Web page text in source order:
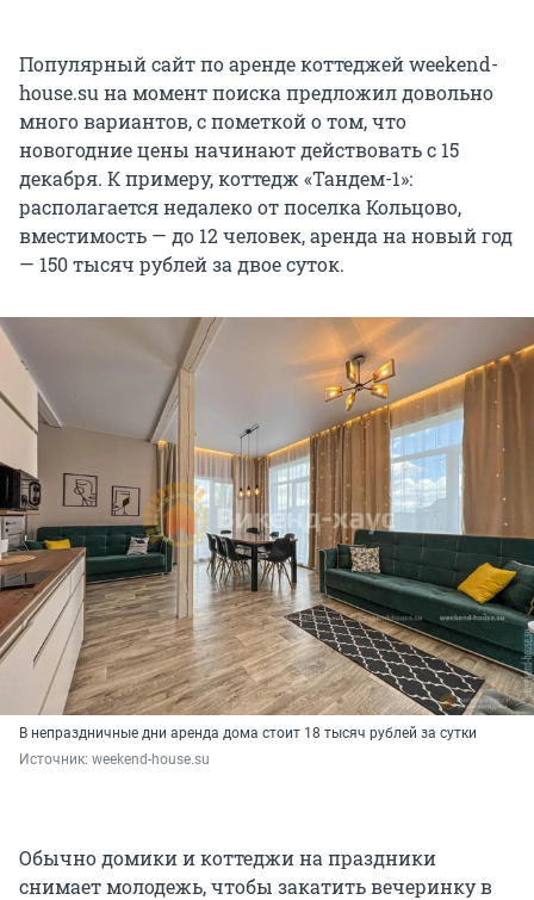
Популярный сайт по аренде коттеджей weekend-
house.su на момент поиска предложил довольно
много вариантов, с пометкой о том, что
новогодние цены начинают действовать с 15
декабря. К примеру, коттедж «Тандем-1»:
располагается недалеко от поселка Кольцово,
вместимость — до 12 человек, аренда на новый год
— 150 тысяч рублей за двое суток.
В непраздничные дни аренда дома стоит 18 тысяч рублей за сутки
Источник: weekend-house.su
Обычно домики и коттеджи на праздники
снимает молодежь, чтобы закатить вечеринку в